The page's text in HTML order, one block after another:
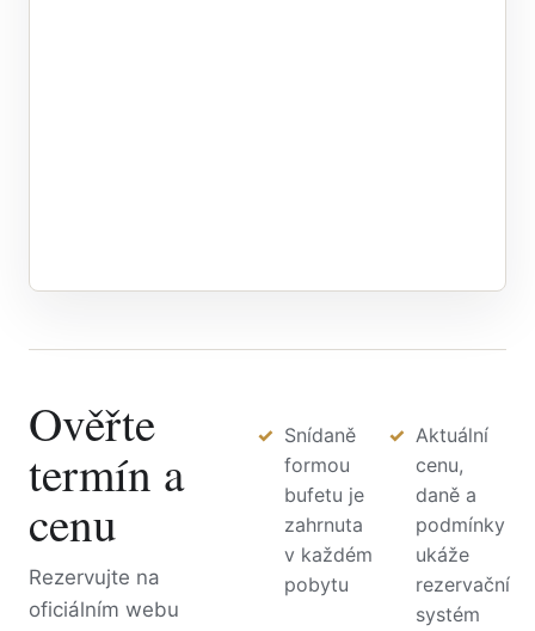
Ověřte
termín a
cenu
Rezervujte na
oficiálním webu
Snídaně
formou
bufetu je
zahrnuta
v každém
pobytu
Aktuální
cenu,
daně a
podmínky
ukáže
rezervační
systém